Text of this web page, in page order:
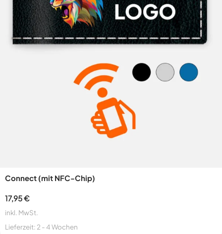
Connect (mit NFC-Chip)
17,95€
inkl. MwSt.
Lieferzeit: 2 - 4 Wochen